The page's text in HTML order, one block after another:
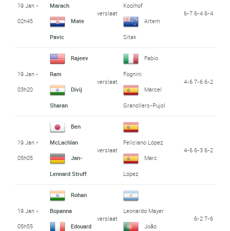
19 Jan -
02h45
Marach
Mate
Pavic
verslaat
Koolhof
Artem
Sitak
6-7 6-4 6-4
19 Jan -
03h20
Rajeev
Ram
Divij
Sharan
verslaat
Fabio
Fognini
Marcel
Granollers-Pujol
4-6 7-6 6-2
19 Jan -
05h05
Ben
McLachlan
Jan-
Lennard Struff
verslaat
Feliciano López
Marc
López
4-6 6-3 6-2
19 Jan -
05h55
Rohan
Bopanna
Edouard
verslaat
Leonardo Mayer
João
6-2 7-6